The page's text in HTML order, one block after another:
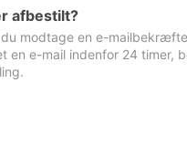
afbestilt?
modtage en e-
en e-mail indenfor 24 timer,